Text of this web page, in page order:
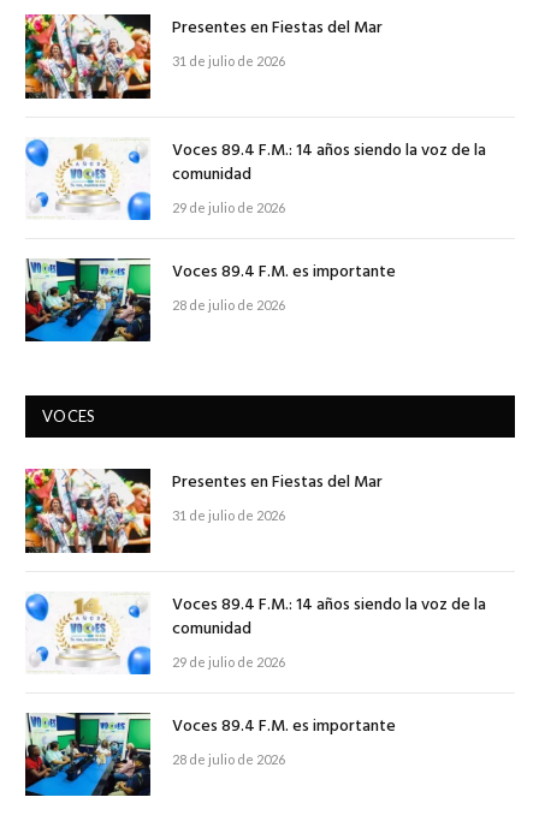
Presentes en Fiestas del Mar
31 de julio de 2026
Voces 89.4 F.M.: 14 años siendo la voz de la
comunidad
29 de julio de 2026
Voces 89.4 F.M. es importante
28 de julio de 2026
VOCES
Presentes en Fiestas del Mar
31 de julio de 2026
Voces 89.4 F.M.: 14 años siendo la voz de la
comunidad
29 de julio de 2026
Voces 89.4 F.M. es importante
28 de julio de 2026